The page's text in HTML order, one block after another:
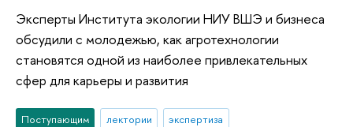
Эксперты Института экологии НИУ ВШЭ и бизнеса
обсудили с молодежью, как агротехнологии
становятся одной из наиболее привлекательных
сфер для карьеры и развития
Поступающим лектории
экспертиза